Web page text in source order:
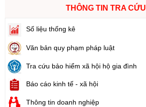
THÔNG TIN TRA CỨU
Số liệu thống kê
Văn bản quy phạm pháp luật
Tra cứu bảo hiểm xã hội hộ gia đình
Báo cáo kinh tế - xã hội
Thông tin doanh nghiệp